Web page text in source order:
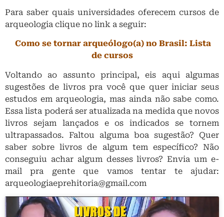
Para saber quais universidades oferecem cursos de
arqueologia clique no link a seguir:
Como se tornar arqueólogo(a) no Brasil: Lista
de cursos
Voltando ao assunto principal, eis aqui algumas
sugestões de livros pra você que quer iniciar seus
estudos em arqueologia, mas ainda não sabe como.
Essa lista poderá ser atualizada na medida que novos
livros sejam lançados e os indicados se tornem
ultrapassados. Faltou alguma boa sugestão? Quer
saber sobre livros de algum tem específico? Não
conseguiu achar algum desses livros? Envia um e-
mail pra gente que vamos tentar te ajudar:
arqueologiaeprehitoria@gmail.com